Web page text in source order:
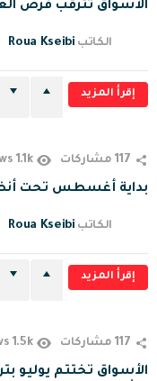
الأسواق تترقب فرص
الكاتب Roua Kseibi
إقرأ المزيد
117 مشاركات 1.1k
بداية أغسطس تحت
الكاتب Roua Kseibi
إقرأ المزيد
117 مشاركات 1.5k
الأسواق تختتم يوليو